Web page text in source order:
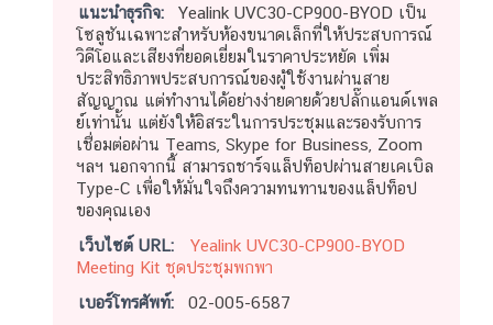
แนะนำธุรกิจ:
Yealink UVC30-CP900-BYOD เป็น
โซลูชันเฉพาะสำหรับห้องขนาดเล็กที่ให้ประสบการณ์
วิดีโอและเสียงที่ยอดเยี่ยมในราคาประหยัด เพิ่ม
ประสิทธิภาพประสบการณ์ของผู้ใช้งานผ่านสาย
สัญญาณ แต่ทำงานได้อย่างง่ายดายด้วยปลั๊กแอนด์เพล
ย์เท่านั้น แต่ยังให้อิสระในการประชุมและรองรับการ
เชื่อมต่อผ่าน Teams, Skype for Business, Zoom
ฯลฯ นอกจากนี้ สามารถชาร์จแล็ปท็อปผ่านสายเคเบิล
Type-C เพื่อให้มั่นใจถึงความทนทานของแล็ปท็อป
ของคุณเอง
เว็บไซต์ URL:
Yealink UVC30-CP900-BYOD
Meeting Kit ชุดประชุมพกพา
เบอร์โทรศัพท์:
02-005-6587